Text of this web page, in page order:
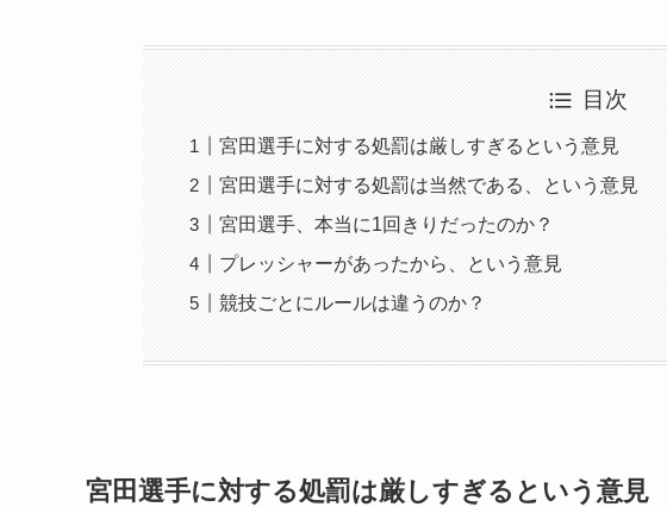
目次
宮田選手に対する処罰は厳しすぎるという意見
宮田選手に対する処罰は当然である、という意見
宮田選手、本当に1回きりだったのか？
プレッシャーがあったから、という意見
競技ごとにルールは違うのか？
宮田選手に対する処罰は厳しすぎるという意見